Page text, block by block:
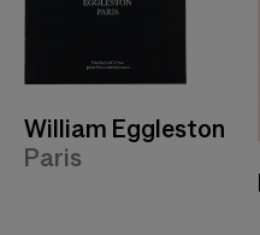
William Eggleston
Paris